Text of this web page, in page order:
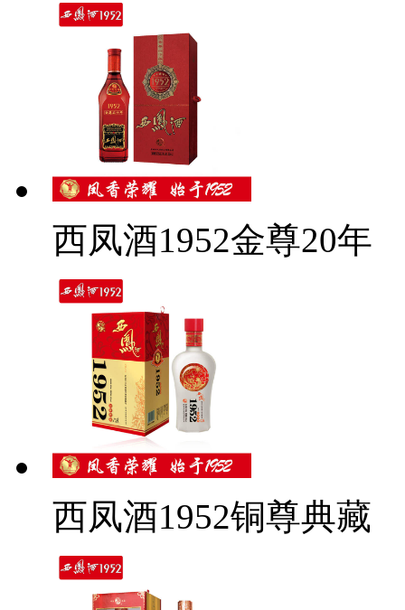
西凤酒1952金尊20年
西凤酒1952铜尊典藏